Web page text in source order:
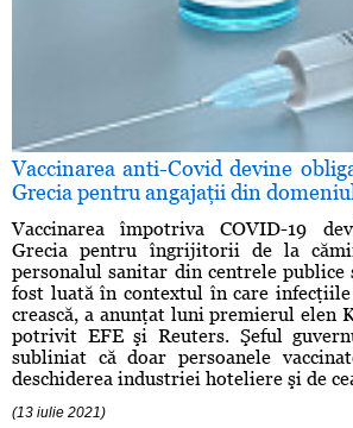
Vaccinarea anti-Covid devine
Grecia pentru angajaţii din
Vaccinarea împotriva COVID-19
Grecia pentru îngrijitorii de la
personalul sanitar din centrele publice
fost luată în contextul în care
crească, a anunţat luni premierul elen
potrivit EFE şi Reuters. Şeful
subliniat că doar persoanele
deschiderea industriei hoteliere şi de
(13 iulie 2021)